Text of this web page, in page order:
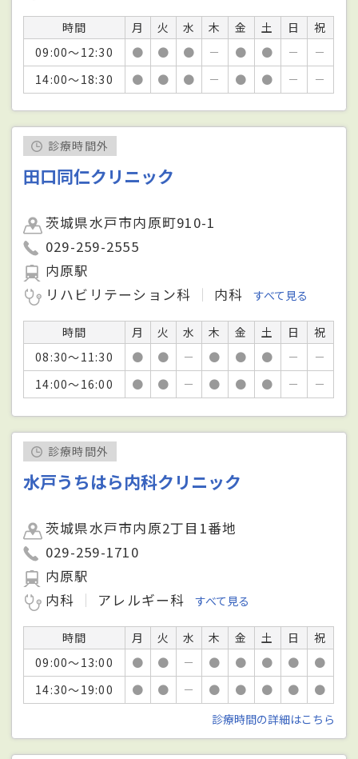
時間 月 火 水 木 金 土 日
祝
09:00～12:30
● ● ● － ● ● －
－
14:00～18:30
● ● ● － ● ● － －
診療時間外
田口同仁クリニック
茨城県水戸市内原町910-1
029-259-2555
内原駅
リハビリテーション科
内科 すべて見る
時間 月 火 水 木 金 土 日
祝
08:30～11:30
● ● － ● ● ● －
－
14:00～16:00
● ● － ● ● ● － －
診療時間外
水戸うちはら内科クリニック
茨城県水戸市内原2丁目1番地
029-259-1710
内原駅
内科
アレルギー科 すべて見る
時間 月 火 水 木 金 土 日
祝
09:00～13:00
● ● － ● ● ● ●
●
14:30～19:00
● ● － ● ● ● ●
●
診療時間の詳細はこちら